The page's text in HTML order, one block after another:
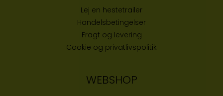
Lej en hestetrailer
Handelsbetingelser
Fragt og levering
Cookie og privatlivspolitik
WEBSHOP